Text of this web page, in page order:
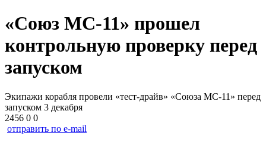
«Союз МС-11» прошел
контрольную проверку перед
запуском
Экипажи корабля провели «тест-драйв» «Союза МС-11» перед
запуском 3 декабря
2456 0 0
отправить по e-mail